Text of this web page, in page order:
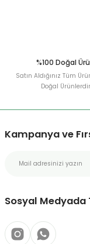
%100 Doğal
Satın Aldığınız Tüm
Doğal Ürünlerdir
Kampanya ve
Sosyal Medyada